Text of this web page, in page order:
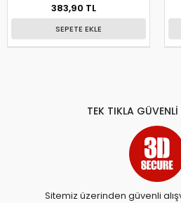
383,90 TL
SEPETE EKLE
TEK TIKLA GÜVENLİ
Sitemiz üzerinden güvenli